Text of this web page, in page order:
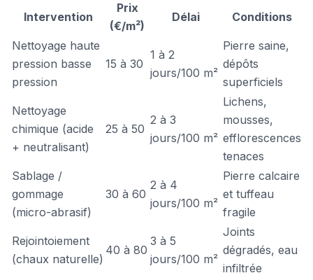
Intervention
Prix
(€/m²)
Délai Conditions
Nettoyage haute
pression basse
pression
15 à 30
1 à 2
jours/100 m²
Pierre saine,
dépôts
superficiels
Nettoyage
chimique (acide
+ neutralisant)
25 à 50
2 à 3
jours/100 m²
Lichens,
mousses,
efflorescences
tenaces
Sablage /
gommage
(micro-abrasif)
30 à 60
2 à 4
jours/100 m²
Pierre calcaire
et tuffeau
fragile
Rejointoiement
(chaux naturelle)
40 à 80
3 à 5
jours/100 m²
Joints
dégradés, eau
infiltrée